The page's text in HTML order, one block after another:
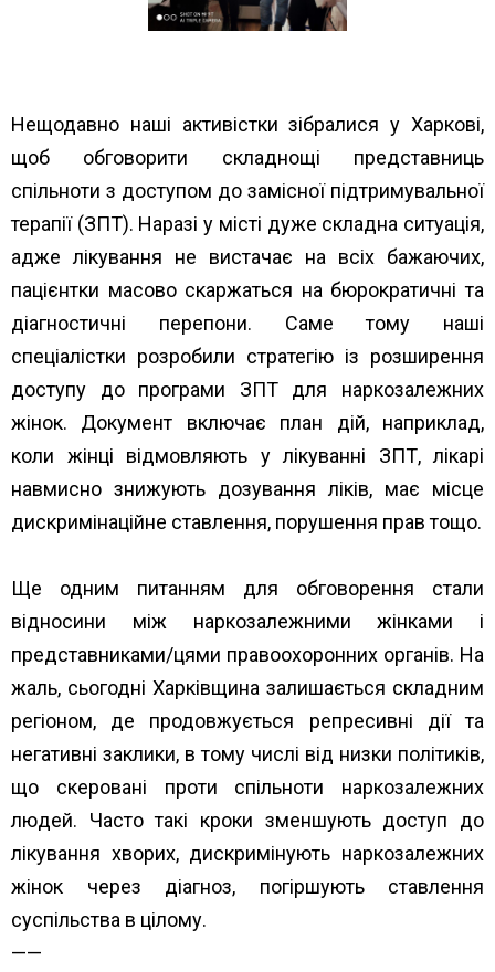
Нещодавно наші активістки зібралися у Харкові,
щоб обговорити складнощі представниць
спільноти з доступом до замісної підтримувальної
терапії (ЗПТ). Наразі у місті дуже складна ситуація,
адже лікування не вистачає на всіх бажаючих,
пацієнтки масово скаржаться на бюрократичні та
діагностичні перепони. Саме тому наші
спеціалістки розробили стратегію із розширення
доступу до програми ЗПТ для наркозалежних
жінок. Документ включає план дій, наприклад,
коли жінці відмовляють у лікуванні ЗПТ, лікарі
навмисно знижують дозування ліків, має місце
дискримінаційне ставлення, порушення прав тощо.
Ще одним питанням для обговорення стали
відносини між наркозалежними жінками і
представниками/цями правоохоронних органів. На
жаль, сьогодні Харківщина залишається складним
регіоном, де продовжується репресивні дії та
негативні заклики, в тому числі від низки політиків,
що скеровані проти спільноти наркозалежних
людей. Часто такі кроки зменшують доступ до
лікування хворих, дискримінують наркозалежних
жінок через діагноз, погіршують ставлення
суспільства в цілому.
——